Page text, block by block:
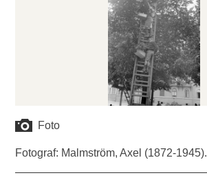
Foto
Fotograf: Malmström, Axel (1872-1945).